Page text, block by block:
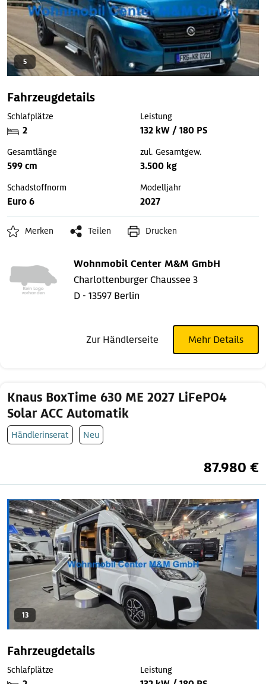
5
Fahrzeugdetails
Schlafplätze
2
Leistung
132 kW / 180 PS
Gesamtlänge
599 cm
zul. Gesamtgew.
3.500 kg
Schadstoffnorm
Euro 6
Modelljahr
2027
Merken Teilen Drucken
Wohnmobil Center M&M GmbH
Charlottenburger Chaussee 3
D - 13597 Berlin
Zur Händlerseite Mehr Details
Knaus BoxTime 630 ME 2027 LiFePO4
Solar ACC Automatik
Händlerinserat Neu
87.980 €
13
Fahrzeugdetails
Schlafplätze Leistung